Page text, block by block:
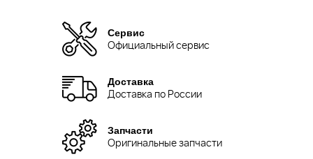
Сервис
Официальный сервис
Доставка
Доставка по России
Запчасти
Оригинальные запчасти